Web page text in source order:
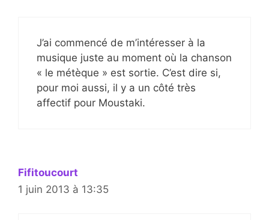
J’ai commencé de m’intéresser à la
musique juste au moment où la chanson
« le métèque » est sortie. C’est dire si,
pour moi aussi, il y a un côté très
affectif pour Moustaki.
Fifitoucourt
1 juin 2013 à 13:35